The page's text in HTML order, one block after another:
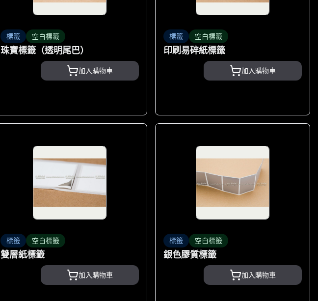
標籤 空白標籤
珠寶標籤（透明尾巴）
加入購物車
標籤 空白標籤
印刷易碎紙標籤
加入購物車
標籤 空白標籤
雙層紙標籤
加入購物車
標籤 空白標籤
銀色膠質標籤
加入購物車